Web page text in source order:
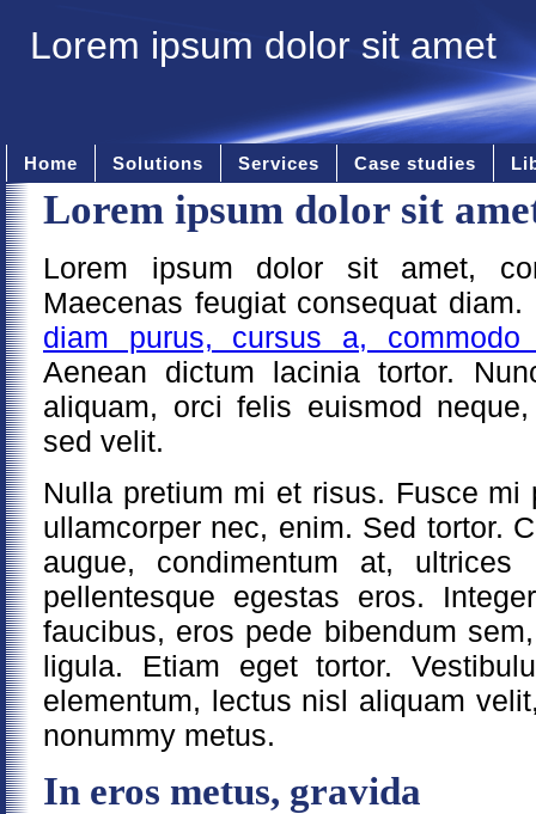
Lorem ipsum dolor sit amet
Home Solutions Services Case studies
Lorem ipsum dolor sit
Lorem ipsum dolor sit amet,
Maecenas feugiat consequat
diam purus, cursus a, commodo
Aenean dictum lacinia tortor.
aliquam, orci felis euismod
sed velit.
Nulla pretium mi et risus. Fusce
ullamcorper nec, enim. Sed tortor.
augue, condimentum at,
pellentesque egestas eros.
faucibus, eros pede bibendum
ligula. Etiam eget tortor.
elementum, lectus nisl aliquam
nonummy metus.
In eros metus, gravida